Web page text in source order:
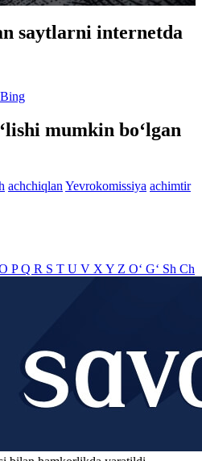
saytlarni internetda
Bing
mumkin bo‘lgan
achchiqlan Yevrokomissiya achimtir
PQ R S T U V X Y Z O‘ G‘ Sh Ch